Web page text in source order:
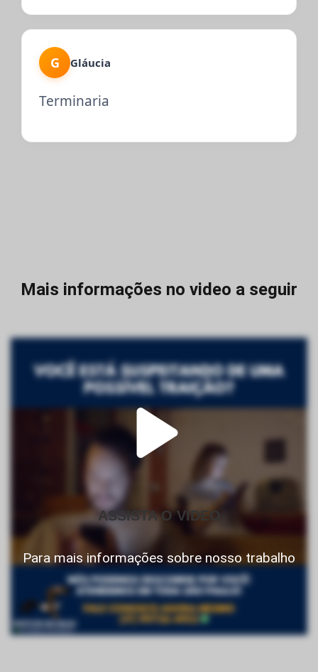
G Gláucia
Terminaria
Mais informações no video a seguir
ASSISTA O VIDEO
Para mais informações sobre nosso trabalho